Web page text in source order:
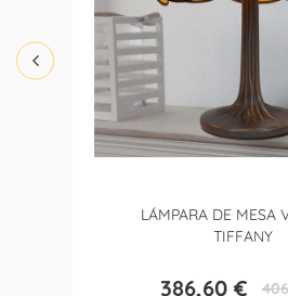
LÁMPARA DE MESA
TIFFANY
386,60 €